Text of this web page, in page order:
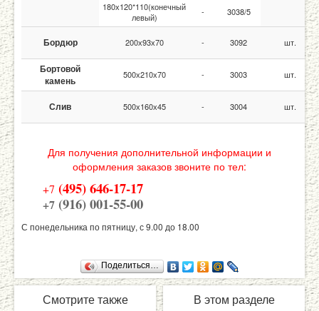
180х120*110(конечный
левый)
- 3038/5
Бордюр 200х93х70 - 3092 шт.
Бортовой
камень
500х210х70 - 3003 шт.
Слив 500х160х45 - 3004 шт.
Для получения дополнительной информации и
оформления заказов звоните по тел:
+7 (495) 646-17-17
+7 (916) 001-55-00
С понедельника по пятницу, с 9.00 до 18.00
Поделиться…
Смотритетакже В этом разделе